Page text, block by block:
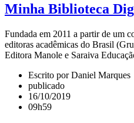
Minha Biblioteca
Fundada em 2011 a partir de um
editoras acadêmicas do Brasil
Editora Manole e Saraiva
Escrito por Daniel Marques
publicado
16/10/2019
09h59